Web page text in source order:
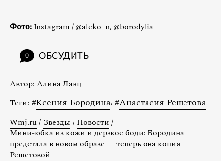
Фото: Instagram / @aleko_n, @borodylia
0 ОБСУДИТЬ
Автор: Алина Ланц
Теги: #Ксения Бородина, #Анастасия Решетова
Wmj.ru / Звезды / Новости /
Мини-юбка из кожи и дерзкое боди: Бородина
предстала в новом образе — теперь она копия
Решетовой